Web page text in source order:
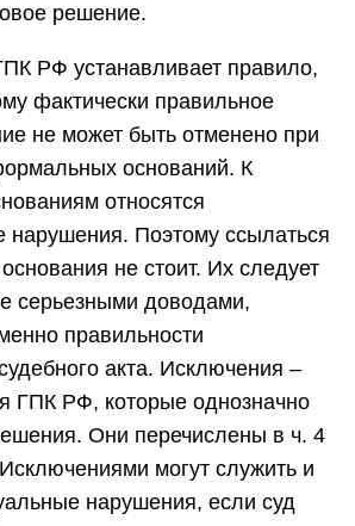
решение.
РФ устанавливает правило,
фактически правильное
не может быть отменено при
оснований. К
относятся
нарушения. Поэтому ссылаться
не стоит. Их следует
серьезными доводами,
правильности
акта. Исключения –
ГПК РФ, которые однозначно
Они перечислены в ч. 4
могут служить и
нарушения, если суд